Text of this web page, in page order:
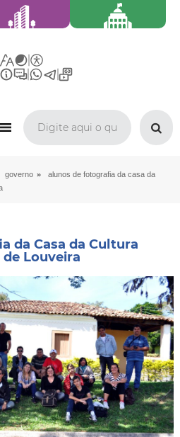
governo »
alunos de fotografia da casa da
da Casa da Cultura
Louveira